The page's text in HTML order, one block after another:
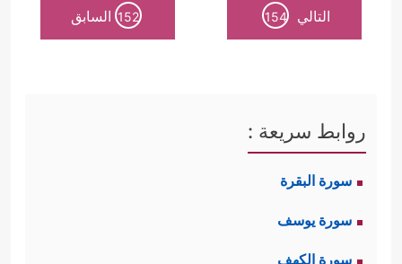
التالي 154
152 السابق
روابط سريعة :
سورة البقرة
سورة يوسف
سورة الكهف